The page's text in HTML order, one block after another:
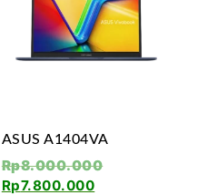
ASUS A1404VA
Rp8.000.000
Rp7.800.000